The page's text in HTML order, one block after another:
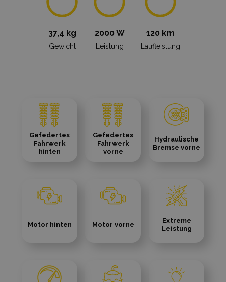
37,4 kg
Gewicht
2000 W
Leistung
120 km
Laufleistung
Gefedertes
Fahrwerk
hinten
Gefedertes
Fahrwerk
vorne
Hydraulische
Bremse vorne
Motor hinten Motor vorne
Extreme
Leistung